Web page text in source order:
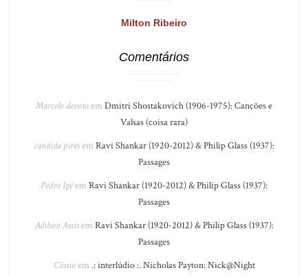
Milton Ribeiro
Comentários
Marcelo devotoem Dmitri Shostakovich (1906-1975): Canções e
Valsas (coisa rara)
candida piresem Ravi Shankar (1920-2012) & Philip Glass (1937):
Passages
Pedro Ipêem Ravi Shankar (1920-2012) & Philip Glass (1937):
Passages
Adilson Assisem Ravi Shankar (1920-2012) & Philip Glass (1937):
Passages
Cássioem .: interlúdio :. Nicholas Payton: Nick@Night